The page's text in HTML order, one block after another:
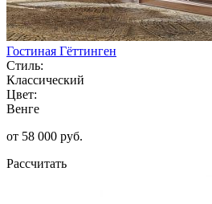
Гостиная Гёттинген
Стиль:
Классический
Цвет:
Венге
от 58 000 руб.
Рассчитать